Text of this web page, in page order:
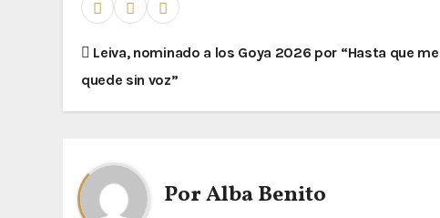
Leiva, nominado a los Goya 2026 por “Hasta que me
quede sin voz”
PorAlba Benito